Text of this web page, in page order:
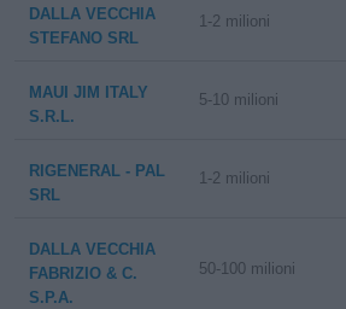
DALLA VECCHIA
STEFANO SRL
1-2 milioni
MAUI JIM ITALY
S.R.L.
5-10 milioni
RIGENERAL - PAL
SRL
1-2 milioni
DALLA VECCHIA
FABRIZIO & C.
S.P.A.
50-100 milioni